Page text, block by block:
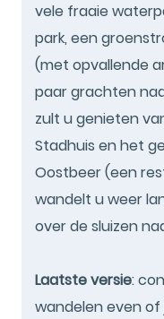
vele fraaie
park, een
(met opvallende
paar grachten
zult u genieten
Stadhuis en het
Oostbeer (een
wandelt u weer
over de sluizen
Laatste versie:
wandelen even